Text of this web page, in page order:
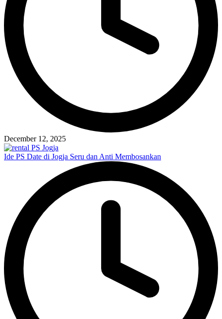
December 12, 2025
Ide PS Date di Jogja Seru dan Anti Membosankan